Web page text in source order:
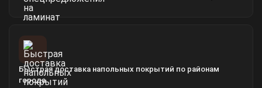
Быстрая доставка напольных покрытий по районам
города